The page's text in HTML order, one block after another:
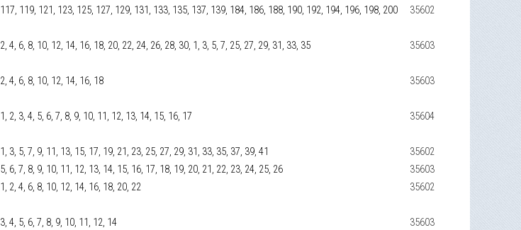
117, 119, 121, 123, 125, 127, 129, 131, 133, 135, 137, 139, 184, 186, 188, 190, 192, 194, 196, 198, 200 35602
2, 4, 6, 8, 10, 12, 14, 16, 18, 20, 22, 24, 26, 28, 30, 1, 3, 5, 7, 25, 27, 29, 31, 33, 35 35603
2, 4, 6, 8, 10, 12, 14, 16, 18 35603
1, 2, 3, 4, 5, 6, 7, 8, 9, 10, 11, 12, 13, 14, 15, 16, 17 35604
1, 3, 5, 7, 9, 11, 13, 15, 17, 19, 21, 23, 25, 27, 29, 31, 33, 35, 37, 39, 41
35602
5, 6, 7, 8, 9, 10, 11, 12, 13, 14, 15, 16, 17, 18, 19, 20, 21, 22, 23, 24, 25, 26
35603
1, 2, 4, 6, 8, 10, 12, 14, 16, 18, 20, 22 35602
3, 4, 5, 6, 7, 8, 9, 10, 11, 12, 14 35603